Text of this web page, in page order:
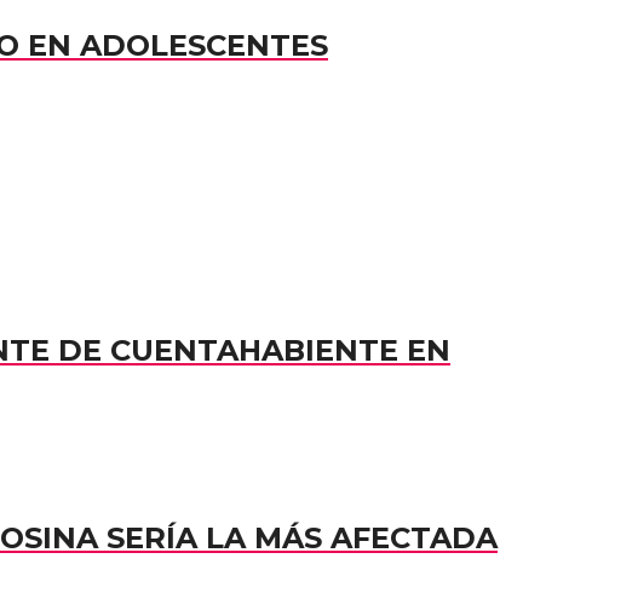
EN ADOLESCENTES
DE CUENTAHABIENTE EN
SERÍA LA MÁS AFECTADA